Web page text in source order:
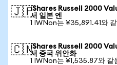
🇯🇵iShares Russell 2000
서 일본 엔
1 IWNon는 ¥35,891.41와
🇨🇳iShares Russell 2000
서 중국 위안화
1 IWNon는 ¥1,535.87와 같